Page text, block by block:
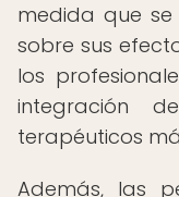
medida que
sobre sus
los
integración
terapéuticos
Además, las